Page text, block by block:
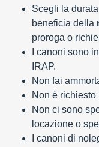
Scegli la
beneficia della
proroga o
I canoni sono
IRAP.
Non fai
Non è
Non ci sono
locazione o
I canoni di